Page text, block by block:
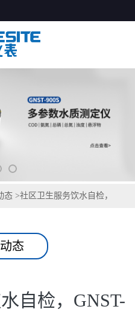
态 >社区卫生服务饮水自检，
态
自检，GNST-